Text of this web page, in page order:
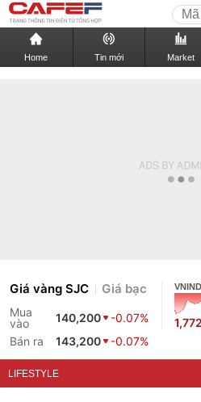
Home Tin mới Market
Giá vàng SJC Giá bạc
Mua
vào
140,200
-0.07%
Bán ra
143,200 -0.07%
LIFESTYLE